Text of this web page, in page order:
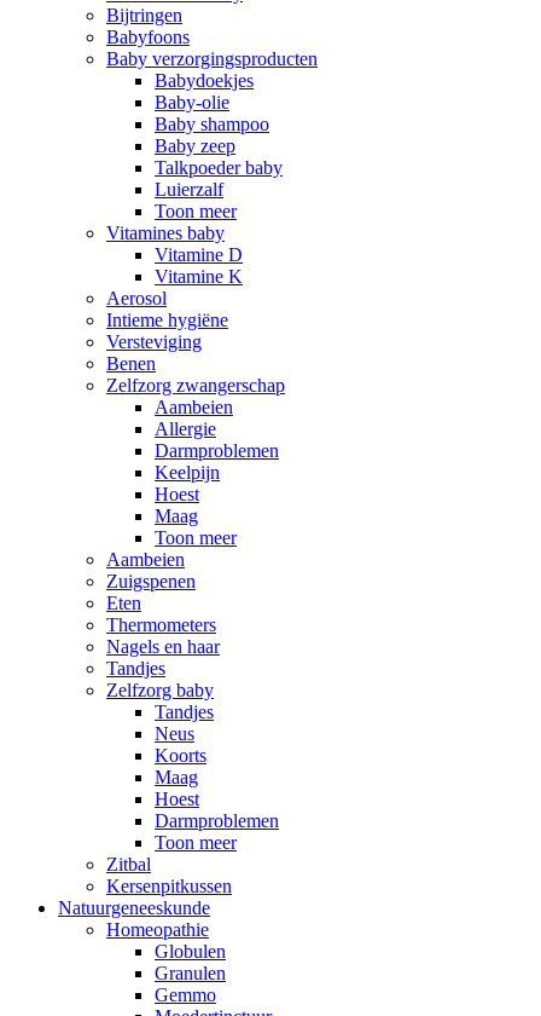
Bijtringen
Babyfoons
Baby verzorgingsproducten
Babydoekjes
Baby-olie
Baby shampoo
Baby zeep
Talkpoeder baby
Luierzalf
Toon meer
Vitamines baby
Vitamine D
Vitamine K
Aerosol
Intieme hygiëne
Versteviging
Benen
Zelfzorg zwangerschap
Aambeien
Allergie
Darmproblemen
Keelpijn
Hoest
Maag
Toon meer
Aambeien
Zuigspenen
Eten
Thermometers
Nagels en haar
Tandjes
Zelfzorg baby
Tandjes
Neus
Koorts
Maag
Hoest
Darmproblemen
Toon meer
Zitbal
Kersenpitkussen
Natuurgeneeskunde
Homeopathie
Globulen
Granulen
Gemmo